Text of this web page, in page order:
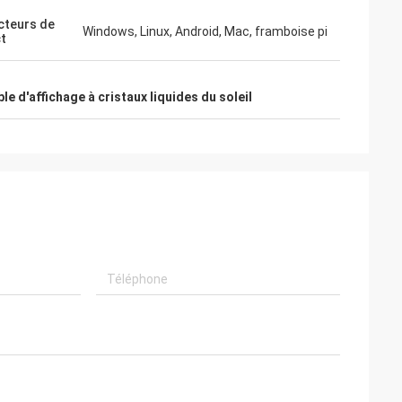
d'unités
de fabrication
la fiabilité
et la
impressionnants, produits fiables.
de
Windows, Linux, Android, Mac, framboise pi
d'affichage à cristaux liquides du soleil